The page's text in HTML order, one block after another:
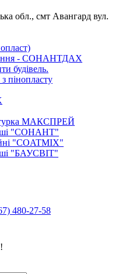
обл., смт Авангард вул.
- СОНАНТДАХ
будівель.
пінопласту
МАКСПРЕЙ
"СОНАНТ"
"COATMIX"
"БАУСВІТ"
480-27-58